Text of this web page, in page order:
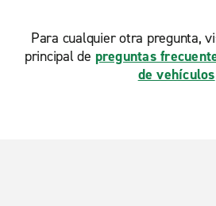
Para cualquier otra pregunta,
principal de preguntas
de vehículos